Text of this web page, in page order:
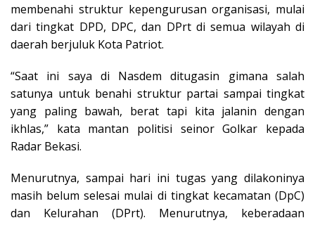
membenahi struktur kepengurusan organisasi, mulai
dari tingkat DPD, DPC, dan DPrt di semua wilayah di
daerah berjuluk Kota Patriot.
“Saat ini saya di Nasdem ditugasin gimana salah
satunya untuk benahi struktur partai sampai tingkat
yang paling bawah, berat tapi kita jalanin dengan
ikhlas,” kata mantan politisi seinor Golkar kepada
Radar Bekasi.
Menurutnya, sampai hari ini tugas yang dilakoninya
masih belum selesai mulai di tingkat kecamatan (DpC)
dan Kelurahan (DPrt). Menurutnya, keberadaan